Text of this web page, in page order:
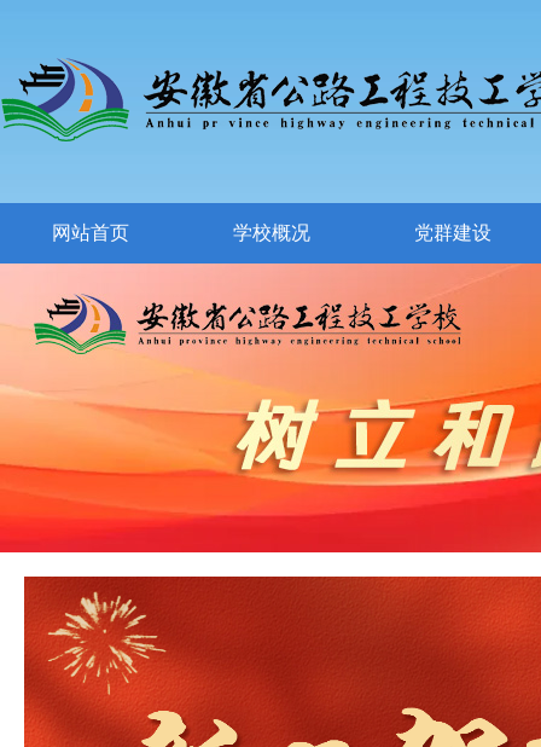
网站首页 学校概况 党群建设